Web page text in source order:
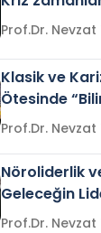
Klasik ve
Ötesinde
Nöroliderlik
Geleceğin